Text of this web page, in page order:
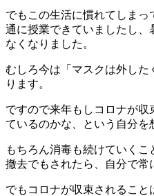
でもこの生活に慣れてしま
通に授業できていましたし、
なくなりました。
むしろ今は「マスクは外し
ります。
ですので来年もしコロナが
ているのかな、という自分を
もちろん消毒も続けていく
撤去でもされたら、自分で常
でもコロナが収束されるこ